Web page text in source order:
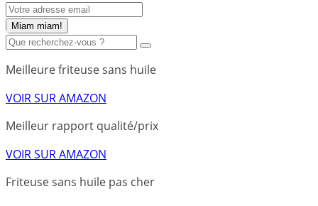
Miam miam!
Meilleure friteuse sans huile
VOIR SUR AMAZON
Meilleur rapport qualité/prix
VOIR SUR AMAZON
Friteuse sans huile pas cher